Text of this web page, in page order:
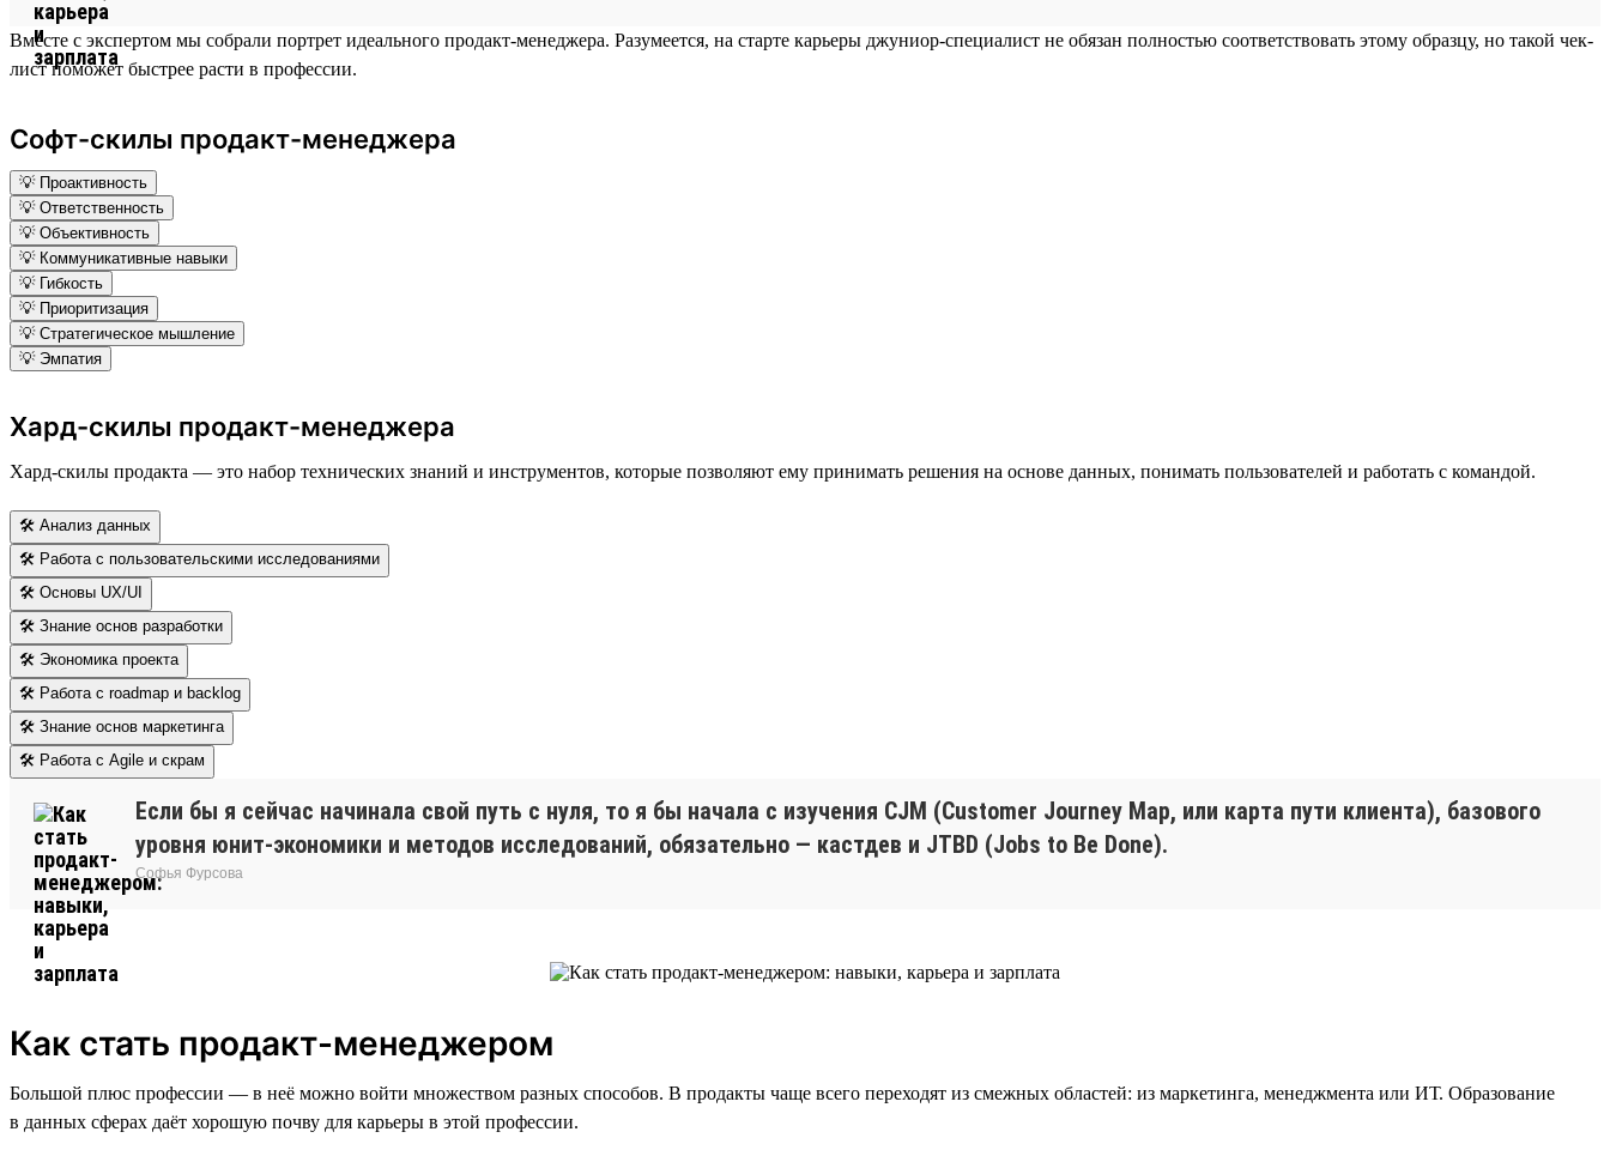
Вместе с экспертом мы собрали портрет идеального продакт-менеджера. Разумеется, на старте карьеры джуниор-специалист не обязан полностью соответствовать этому образцу, но такой чек-
лист поможет быстрее расти в профессии.
Софт-скилы продакт-менеджера
💡 Проактивность
💡 Ответственность
💡 Объективность
💡 Коммуникативные навыки
💡 Гибкость
💡 Приоритизация
💡 Стратегическое мышление
💡 Эмпатия
Хард-скилы продакт-менеджера
Хард-скилы продакта — это набор технических знаний и инструментов, которые позволяют ему принимать решения на основе данных, понимать пользователей и работать с командой.
🛠 Анализ данных
🛠 Работа с пользовательскими исследованиями
🛠 Основы UX/UI
🛠 Знание основ разработки
🛠 Экономика проекта
🛠 Работа с roadmap и backlog
🛠 Знание основ маркетинга
🛠 Работа с Agile и скрам
Если бы я сейчас начинала свой путь с нуля, то я бы начала с изучения CJM (Customer Journey Map, или карта пути клиента), базового
уровня юнит-экономики и методов исследований, обязательно — кастдев и JTBD (Jobs to Be Done).
Софья Фурсова
Как стать продакт-менеджером
Большой плюс профессии — в неё можно войти множеством разных способов. В продакты чаще всего переходят из смежных областей: из маркетинга, менеджмента или ИТ. Образование
в данных сферах даёт хорошую почву для карьеры в этой профессии.